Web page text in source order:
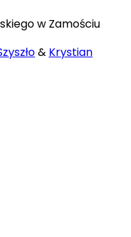
w Zamościu
& Krystian